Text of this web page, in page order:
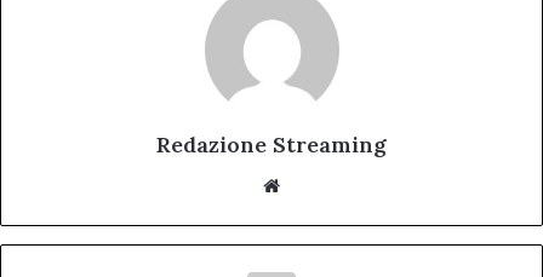
Redazione Streaming